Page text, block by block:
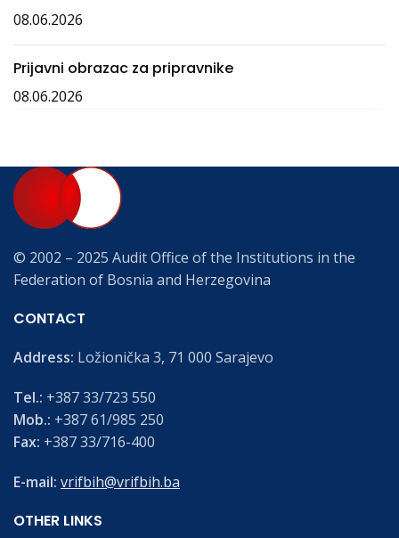
08.06.2026
Prijavni obrazac za pripravnike
08.06.2026
© 2002 – 2025 Audit Office of the Institutions in the
Federation of Bosnia and Herzegovina
CONTACT
Address: Ložionička 3, 71 000 Sarajevo
Tel.: +387 33/723 550
Mob.: +387 61/985 250
Fax: +387 33/716-400
E-mail: vrifbih@vrifbih.ba
OTHER LINKS